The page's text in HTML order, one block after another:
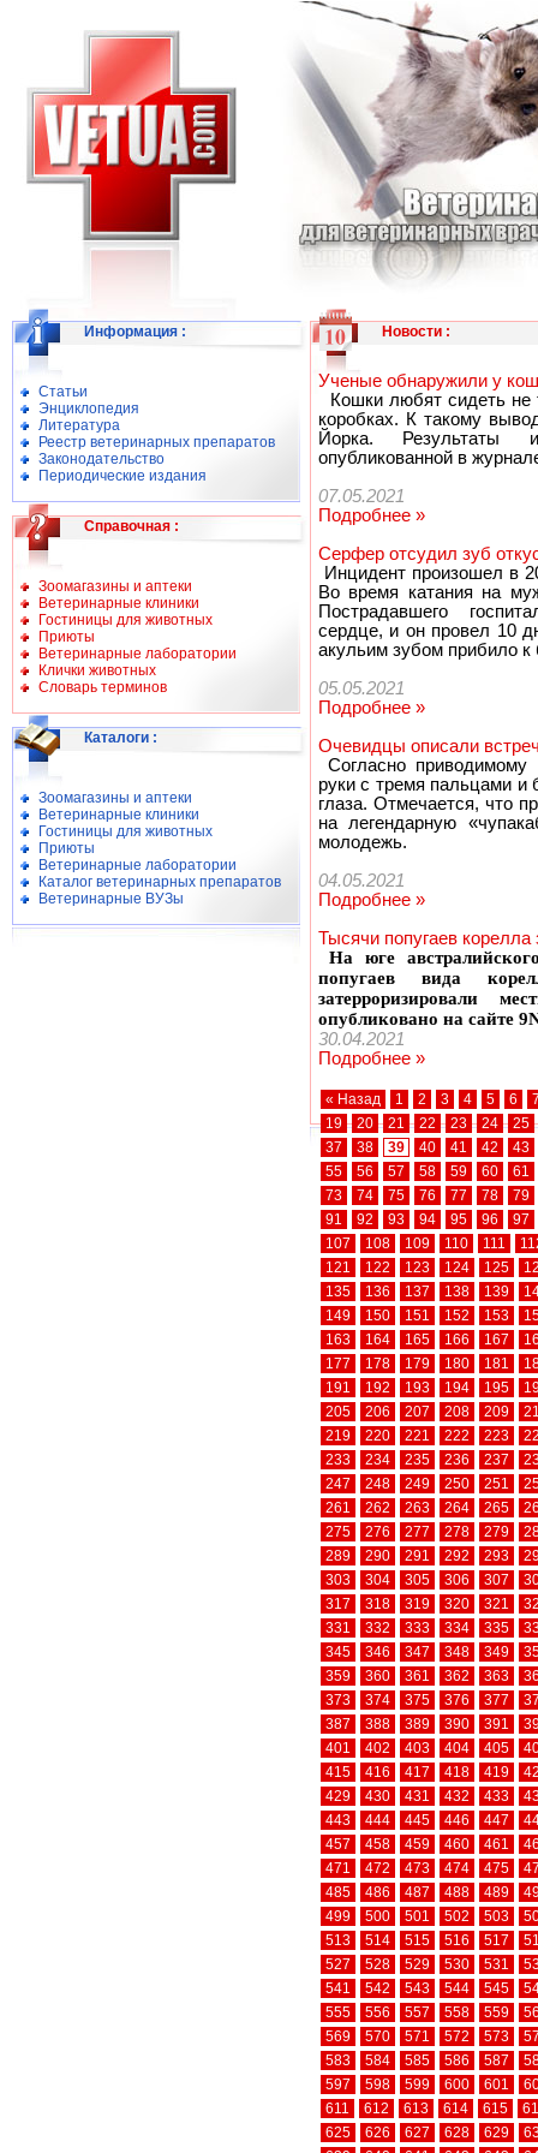
Информация :
Статьи
Энциклопедия
Литература
Реестр ветеринарных препаратов
Законодательство
Периодические издания
Справочная :
Зоомагазины и аптеки
Ветеринарные клиники
Гостиницы для животных
Приюты
Ветеринарные лаборатории
Клички животных
Словарь терминов
Каталоги :
Зоомагазины и аптеки
Ветеринарные клиники
Гостиницы для животных
Приюты
Ветеринарные лаборатории
Каталог ветеринарных препаратов
Ветеринарные ВУЗы
Новости:
Ученые обнаружили у
Кошки любят сидеть не
коробках. К такому
Йорка. Результаты
опубликованной в
07.05.2021
Подробнее »
Серфер отсудил зуб
Инцидент произошел в
Во время катания на
Пострадавшего
сердце, и он провел 10
акульим зубом прибило к
05.05.2021
Подробнее »
Очевидцы описали
Согласно приводимому
руки с тремя пальцами
глаза. Отмечается, что
на легендарную
молодежь.
04.05.2021
Подробнее »
Тысячи попугаев корелла
На юге
попугаев вида
затерроризировали
опубликовано на сайте
30.04.2021
Подробнее »
« Назад 1 2 3 4 5 6
19
20 21 22 23 24
25
37
38 39 40 41 42
43
55
56 57 58 59 60
61
73
74 75 76 77 78
79
91
92 93 94 95 96
97
107
108 109 110 111
121
122 123 124 125
135
136 137 138 139
149
150 151 152 153
163
164 165 166 167
177
178 179 180 181
191
192 193 194 195
205
206 207 208 209
219
220 221 222 223
233
234 235 236 237
247
248 249 250 251
261
262 263 264 265
275
276 277 278 279
289
290 291 292 293
303
304 305 306 307
317
318 319 320 321
331
332 333 334 335
345
346 347 348 349
359
360 361 362 363
373
374 375 376 377
387
388 389 390 391
401
402 403 404 405
415
416 417 418 419
429
430 431 432 433
443
444 445 446 447
457
458 459 460 461
471
472 473 474 475
485
486 487 488 489
499
500 501 502 503
513
514 515 516 517
527
528 529 530 531
541
542 543 544 545
555
556 557 558 559
569
570 571 572 573
583
584 585 586 587
597
598 599 600 601
611
612 613 614 615
625
626 627 628 629